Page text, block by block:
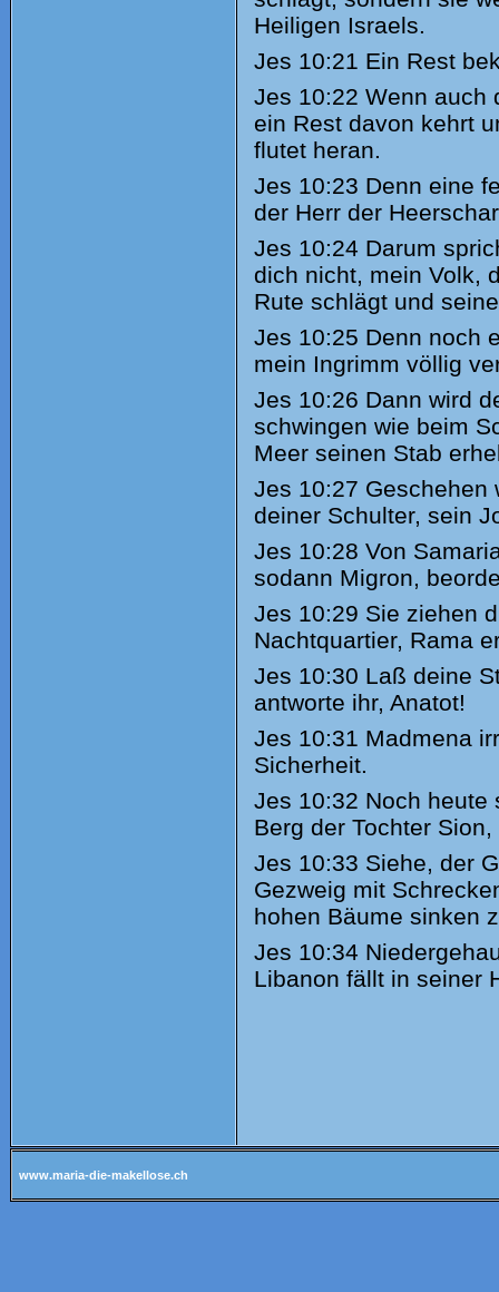
Heiligen Israels.
Jes 10:21 Ein Rest
Jes 10:22 Wenn auch
ein Rest davon kehrt
flutet heran.
Jes 10:23 Denn eine
der Herr der
Jes 10:24 Darum
dich nicht, mein Volk,
Rute schlägt und
Jes 10:25 Denn noch
mein Ingrimm völlig
Jes 10:26 Dann wird
schwingen wie beim
Meer seinen Stab
Jes 10:27 Geschehen
deiner Schulter, sein
Jes 10:28 Von
sodann Migron,
Jes 10:29 Sie ziehen
Nachtquartier, Rama
Jes 10:30 Laß deine
antworte ihr, Anatot!
Jes 10:31 Madmena
Sicherheit.
Jes 10:32 Noch heute
Berg der Tochter
Jes 10:33 Siehe, der
Gezweig mit
hohen Bäume sinken
Jes 10:34
Libanon fällt in seiner
www.maria-die-makellose.ch